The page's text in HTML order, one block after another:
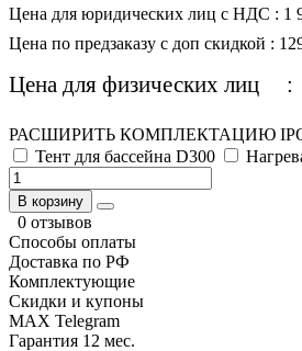
Цена для юридических лиц с НДС : 1
Цена по предзаказу с доп скидкой :
Цена для физических лиц :
РАСШИРИТЬ КОМПЛЕКТАЦИЮ
Тент для бассейна D300
В корзину
0 отзывов
Способы оплаты
Доставка по РФ
Комплектующие
Скидки и купоны
MAX Telegram
Гарантия 12 мес.